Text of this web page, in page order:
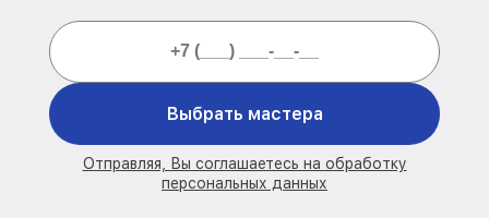
Выбрать мастера
Отправляя, Вы соглашаетесь на обработку
персональных данных